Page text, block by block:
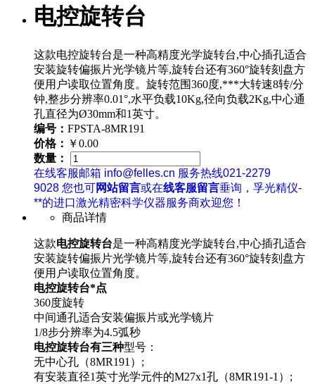
电控旋转台
这款电控旋转台是一种高精度光学旋转台,中心插孔适合
安装旋转偏振片光学镜片等,旋转台还有360°旋转刻盘方
便用户读取位置角度。旋转范围360度,***大转速8转/分
钟,整步分辨率0.01°,水平负载10Kg,径向负载2Kg,中心通
孔直径为Ø30mm和1英寸。
编号： FPSTA-8MR191
价格： ￥0.00
数量：
在线客服邮箱 info@felles.cn 服务热线021-2279
9028 您也可网站留言或在线客服留言垂询，孚光精仪-
**的进口激光精密科学仪器服务商欢迎您！
商品详情
这款电控旋转台是一种高精度光学旋转台,中心插孔适合
安装旋转偏振片光学镜片等,旋转台还有360°旋转刻盘方
便用户读取位置角度。
电控旋转台*点
360度旋转
中间通孔适合安装偏振片或光学镜片
1/8步分辨率为4.5弧秒
电控旋转台有三种型号：
无中心孔（8MR191）;
有安装直径1英寸光学元件的M27x1孔（8MR191-1）;